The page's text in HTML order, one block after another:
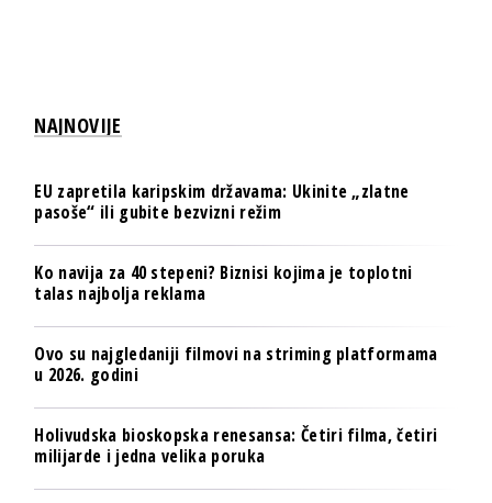
NAJNOVIJE
EU zapretila karipskim državama: Ukinite „zlatne
pasoše“ ili gubite bezvizni režim
Ko navija za 40 stepeni? Biznisi kojima je toplotni
talas najbolja reklama
Ovo su najgledaniji filmovi na striming platformama
u 2026. godini
Holivudska bioskopska renesansa: Četiri filma, četiri
milijarde i jedna velika poruka